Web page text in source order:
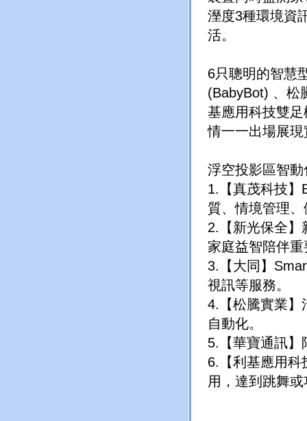
溼度3種環境資
活。
6只聰明的智慧
(BabyBot) 、松
基應用科技雙
情一一出場展
浮空投影區智
1.【真茂科技】
質、情境管理
2.【新光保全】
家庭益智陪伴
3.【大同】
視訊等服務。
4.【松騰實業】
自動化。
5.【華寶通訊】
6.【利基應用科
用，達到跳舞